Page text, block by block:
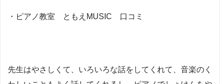
・ピアノ教室 ともえMUSIC 口コミ
先生はやさしくて、いろいろな話をしてくれて、音楽のく